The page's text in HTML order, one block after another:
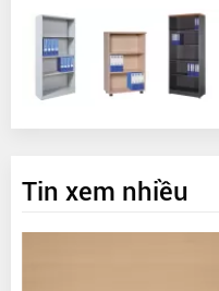
Tin xem nhiều